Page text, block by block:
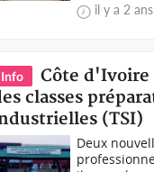
il y a 2 ans
Info
Côte d'Ivoire
classes
(TSI)
Deux